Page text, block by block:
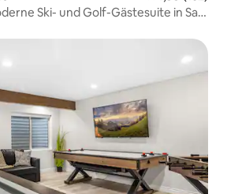
Ski- und Golf-Gästesuite in Salt